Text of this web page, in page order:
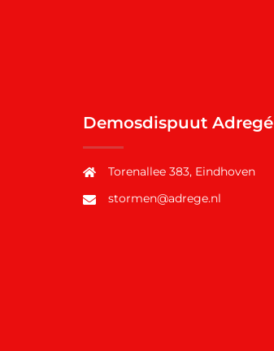
Demosdispuut Adregé
Torenallee 383, Eindhoven
stormen@adrege.nl